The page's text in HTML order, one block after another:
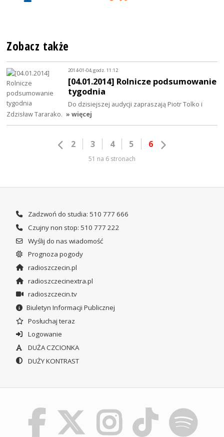
Zobacz także
2014-01-04, godz. 11:12
[04.01.2014] Rolnicze podsumowanie
tygodnia
Do dzisiejszej audycji zapraszają Piotr Tolko i
Zdzisław Tararako. » więcej
2 3 4 5 6
51 na 6 stronach
Zadzwoń do studia: 510 777 666
Czujny non stop: 510 777 222
Wyślij do nas wiadomość
Prognoza pogody
radioszczecin.pl
radioszczecinextra.pl
radioszczecin.tv
Biuletyn Informacji Publicznej
Posłuchaj teraz
Logowanie
DUŻA CZCIONKA
DUŻY KONTRAST